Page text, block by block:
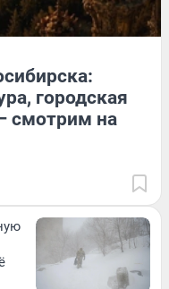
городская
смотрим на